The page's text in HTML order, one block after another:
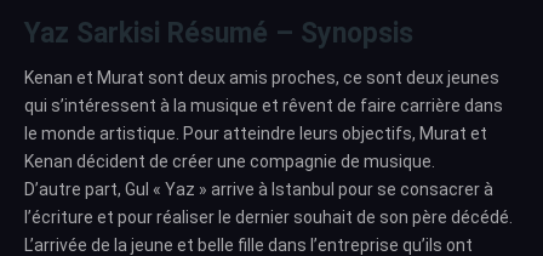
Yaz Sarkisi Résumé – Synopsis
Kenan et Murat sont deux amis proches, ce sont deux jeunes
qui s’intéressent à la musique et rêvent de faire carrière dans
le monde artistique. Pour atteindre leurs objectifs, Murat et
Kenan décident de créer une compagnie de musique.
D’autre part, Gul « Yaz » arrive à Istanbul pour se consacrer à
l’écriture et pour réaliser le dernier souhait de son père décédé.
L’arrivée de la jeune et belle fille dans l’entreprise qu’ils ont